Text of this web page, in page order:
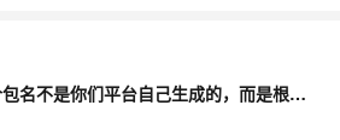
应用研发平台EMAS这个包名不是你们平台自己生成的，而是根据他代码生成的？